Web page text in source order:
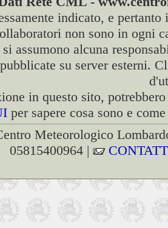
indicato, e
non sono in ogni
assumono alcuna
su server esterni.
in questo sito,
per sapere cosa sono e
Meteorologico
05815400964 |